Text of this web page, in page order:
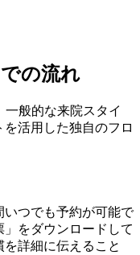
の流れ
般的な来院スタイ
活用した独自のフロ
いつでも予約が可能で
をダウンロードして
詳細に伝えること